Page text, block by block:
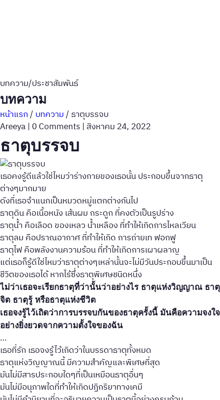
บทความ/ประชาสัมพันธ์
บทความ
หน้าแรก/ บทความ/ ธาตุบรรจบ
Areeya | 0 Comments | สิงหาคม 24, 2022
ธาตุบรรจบ
เธอคงรู้ดีแล้วใช่ไหมว่าร่างกายของเธอนั้น ประกอบขึ้นจากธาตุ
ต่างๆมากมาย
ดังที่เธอจำแนกเป็นหมวดหมู่แตกต่างกันไป
ธาตุดิน คือเนื้อหนัง เส้นผม กระดูก ที่คงตัวเป็นรูปร่าง
ธาตุน้ำ คือเลือด ของเหลว น้ำเหลือง ที่ทำให้เกิดการไหลเวียน
ธาตุลม คือปราณอากาศ ที่ทำให้เกิด การถ่ายเท ฟอกฟู
ธาตุไฟ คือพลังงานความร้อน ที่ทำให้เกิดการเผาผลาญ
แต่เธอก็รู้ดีใช่ไหมว่าธาตุต่างๆเหล่านั้นจะไม่มีวันประกอบขึ้นมาเป็น
ชีวิตของเธอได้ หากไร้ซึ่งธาตุพิเศษชนิดหนึ่ง
ไม่ว่าเธอจะเรียกธาตุที่ว่านั้นว่าอย่างไร ธาตุแห่งวิญญาณ ธาตุ
จิต ธาตุรู้ หรือธาตุแห่งชีวิต
เธอจงรู้ไว้เถิดว่าการบรรจบกันของธาตุครั้งนี้ มันคือความจงใจ
อย่างยิ่งยวดจากความตั้งใจของฉัน
…
เธอที่รัก เธอจงรู้ไว้เถิดว่าในบรรดาธาตุทั้งหมด
ธาตุแห่งวิญญาณนี้ มีความสำคัญและพิเศษที่สุด
มันไม่มีสารประกอบใดๆที่เป็นเหมือนธาตุอื่นๆ
มันไม่มีอนุภาพใดที่ทำให้เกิดปฏิกริยาทางเคมี